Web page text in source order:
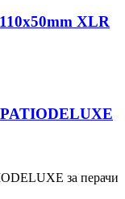
XLR
за перачи